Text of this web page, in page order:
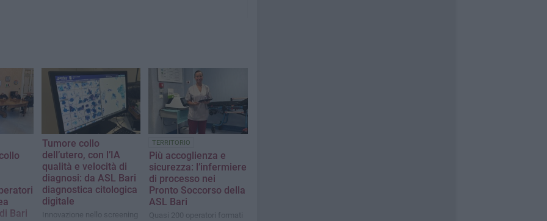
Bari
Tumore collo
dell’utero, con l’IA
qualità e velocità di
diagnosi: da ASL Bari
diagnostica citologica
digitale
Innovazione nello screening
TERRITORIO
Più accoglienza e
sicurezza: l’infermiere
di processo nei
Pronto Soccorso della
ASL Bari
Quasi 200 operatori formati